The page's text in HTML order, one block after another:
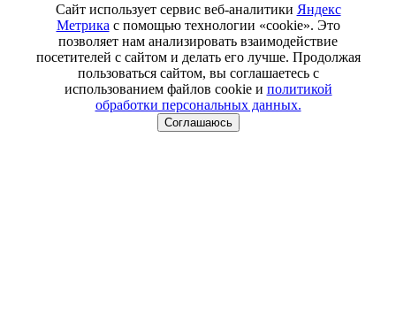
Сайт использует сервис веб-аналитики Яндекс
Метрика с помощью технологии «cookie». Это
позволяет нам анализировать взаимодействие
посетителей с сайтом и делать его лучше. Продолжая
пользоваться сайтом, вы соглашаетесь с
использованием файлов cookie и политикой
обработки персональных данных.
Соглашаюсь